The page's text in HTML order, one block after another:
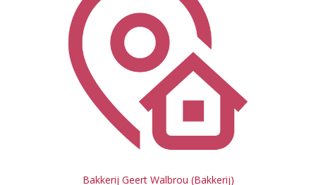
Bakkerij Geert Walbrou (Bakkerij)